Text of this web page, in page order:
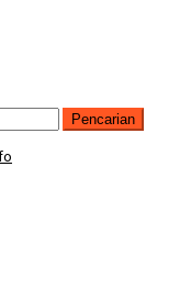
Pencarian